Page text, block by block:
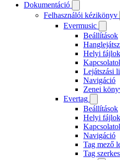
Dokumentáció
Felhasználói kézikönyv
Evermusic
Beállítások
Helyi fájlok
Lejátszási
Navigáció
Zenei
Evertag
Beállítások
Helyi fájlok
Navigáció
Tag mező
Tag